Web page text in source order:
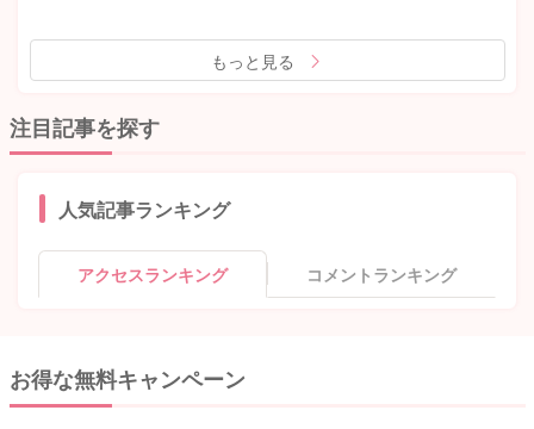
もっと見る
注目記事を探す
人気記事ランキング
アクセスランキング コメントランキング
お得な無料キャンペーン